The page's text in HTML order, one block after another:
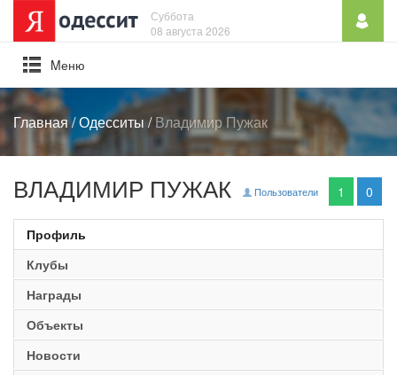
Суббота
08 августа 2026
Mеню
Главная/Одесситы/Владимир Пужак
Пользователи 1 0
ВЛАДИМИР ПУЖАК
Профиль
Клубы
Награды
Объекты
Новости